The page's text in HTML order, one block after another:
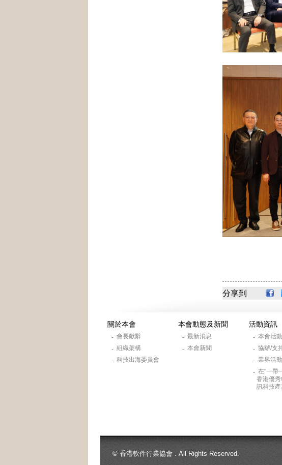
分享到
關於本會
- 會長獻辭
- 組織架構
- 科技出海委員會
本會動態及新聞
- 最新消息
- 本會新聞
活動資訊
- 本會活動
- 協辦/支
- 業界活
- 在"一帶
香港優
訊科技產
© 香港軟件行業協會 . All Rights Reserved.